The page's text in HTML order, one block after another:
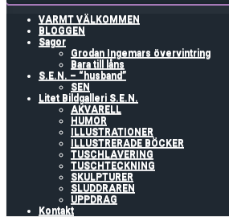
VARMT VÄLKOMMEN
BLOGGEN
Sagor
Grodan Ingemars övervintring
Bara till låns
S.E.N. – “husband”
SEN
Litet Bildgalleri S.E.N.
AKVARELL
HUMOR
ILLUSTRATIONER
ILLUSTRERADE BÖCKER
TUSCHLAVERING
TUSCHTECKNING
SKULPTURER
SLUDDRAREN
UPPDRAG
Kontakt